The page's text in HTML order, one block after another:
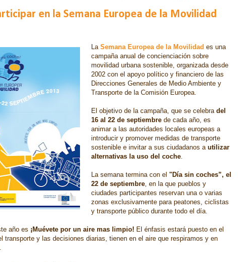
en la Semana Europea de la Movilidad
La Semana Europea de la Movilidad es una
campaña anual de concienciación sobre
movilidad urbana sostenible, organizada desde
2002 con el apoyo político y financiero de las
Direcciones Generales de Medio Ambiente y
Transporte de la Comisión Europea.
El objetivo de la campaña, que se celebradel
16 al 22 de septiembre de cada año, es
animar a las autoridades locales europeas a
introducir y promover medidas de transporte
sostenible e invitar a sus ciudadanos autilizar
alternativas la uso del coche.
La semana termina con el "Día sin coches”, el
22 de septiembre, en la que pueblos y
ciudades participantes reservan una o varias
zonas exclusivamente para peatones, ciclistas
y transporte público durante todo el día.
año es ¡Muévete por un aire mas limpio! El énfasis estará puesto en el
transporte y las decisiones diarias, tienen en el aire que respiramos y en